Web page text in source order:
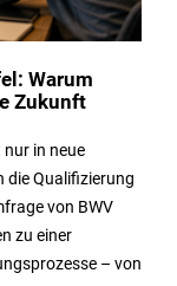
Warum
Zukunft
in neue
die Qualifizierung
von BWV
zu einer
– von